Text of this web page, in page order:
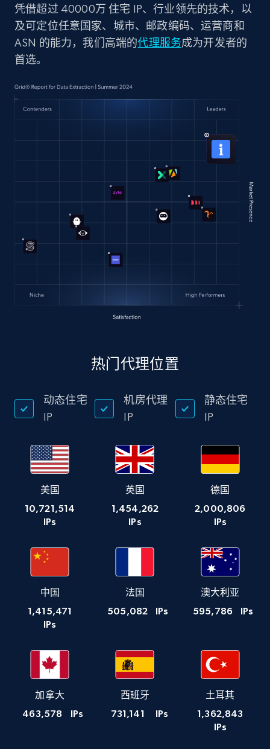
凭借超过 40000万 住宅 IP、行业领先的技术，以
及可定位任意国家、城市、邮政编码、运营商和
ASN 的能力，我们高端的代理服务成为开发者的
首选。
热门代理位置
动态住宅
IP
机房代理
IP
静态住宅
IP
美国
10,721,514
IPs
英国
1,454,262
IPs
德国
2,000,806
IPs
中国
1,415,471
IPs
法国
505,082 IPs
澳大利亚
595,786 IPs
加拿大
463,578 IPs
西班牙
731,141 IPs
土耳其
1,362,843
IPs